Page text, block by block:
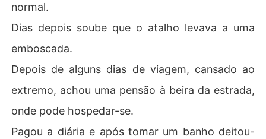
normal.
Dias depois soube que o atalho levava a uma
emboscada.
Depois de alguns dias de viagem, cansado ao
extremo, achou uma pensão à beira da estrada,
onde pode hospedar-se.
Pagou a diária e após tomar um banho deitou-